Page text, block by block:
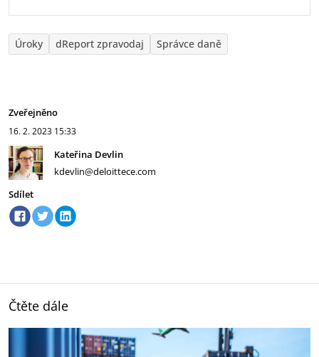
Úroky dReport zpravodaj Správce daně
Zveřejněno
16. 2. 2023 15:33
Kateřina Devlin
kdevlin@deloittece.com
Sdílet
Čtěte dále